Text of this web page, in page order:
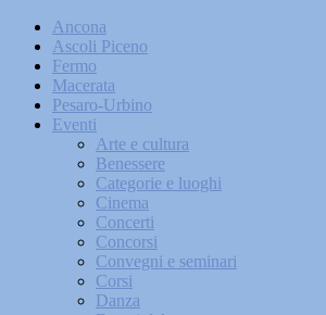
Ancona
Ascoli Piceno
Fermo
Macerata
Pesaro-Urbino
Eventi
Arte e cultura
Benessere
Categorie e luoghi
Cinema
Concerti
Concorsi
Convegni e seminari
Corsi
Danza